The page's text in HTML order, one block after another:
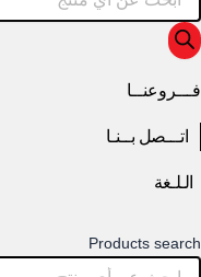
فـــروعنــا
اتـــصل بــنـا
الـلـغة
Products search